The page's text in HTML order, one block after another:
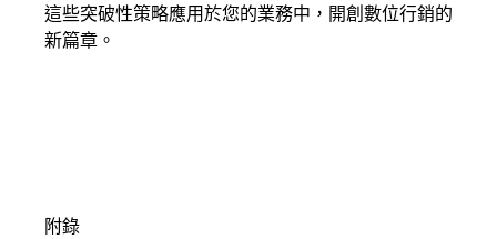
這些突破性策略應用於您的業務中，開創數位行銷的
新篇章。
附錄